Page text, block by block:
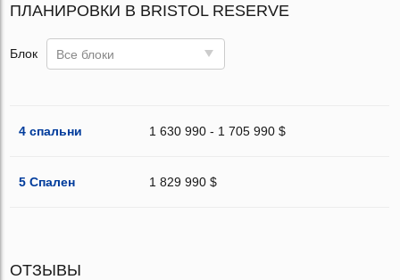
ПЛАНИРОВКИ В BRISTOL RESERVE
Блок Все блоки
4 спальни 1 630 990 - 1 705 990 $
5 Спален 1 829 990 $
ОТЗЫВЫ